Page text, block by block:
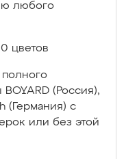
любого
цветов
(Россия),
(Германия) с
или без этой